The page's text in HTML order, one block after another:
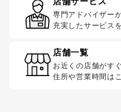
専門アドバイザー
充実したサービス
店舗一覧
お近くの店舗がす
住所や営業時間は